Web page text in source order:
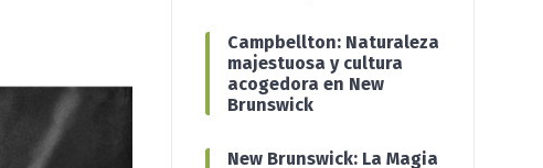
Campbellton: Naturaleza
majestuosa y cultura
acogedora en New
Brunswick
New Brunswick: La Magia